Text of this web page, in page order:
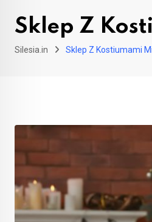
Sklep Z
Silesia.in Sklep Z Kostiumami